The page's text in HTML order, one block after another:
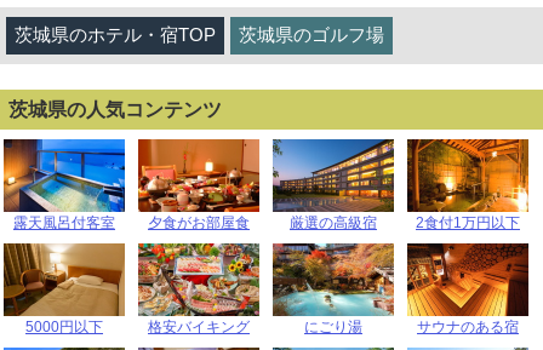
茨城県のホテル・宿TOP 茨城県のゴルフ場
茨城県の人気コンテンツ
露天風呂付客室 夕食がお部屋食 厳選の高級宿 2食付1万円以下
5000円以下 格安バイキング にごり湯 サウナのある宿